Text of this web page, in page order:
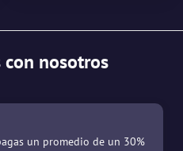
con nosotros
un promedio de un 30%